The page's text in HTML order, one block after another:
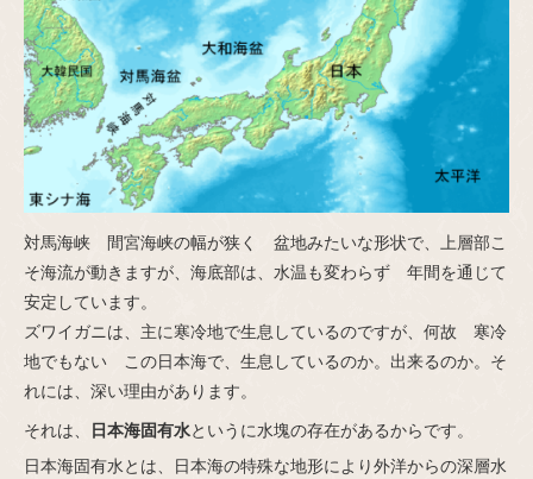
対馬海峡 間宮海峡の幅が狭く 盆地みたいな形状で、上層部こ
そ海流が動きますが、海底部は、水温も変わらず 年間を通じて
安定しています。
ズワイガニは、主に寒冷地で生息しているのですが、何故 寒冷
地でもない この日本海で、生息しているのか。出来るのか。そ
れには、深い理由があります。
それは、 日本海固有水というに水塊の存在があるからです。
日本海固有水とは、日本海の特殊な地形により外洋からの深層水